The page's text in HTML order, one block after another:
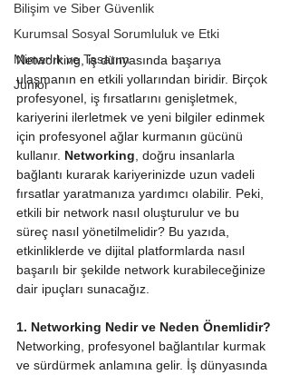
Bilişim ve Siber Güvenlik
Kurumsal Sosyal Sorumluluk ve Etki
Mimarlık ve Tasarım
Junior
Networking, iş dünyasında başarıya
ulaşmanın en etkili yollarından biridir. Birçok
profesyonel, iş fırsatlarını genişletmek,
kariyerini ilerletmek ve yeni bilgiler edinmek
için profesyonel ağlar kurmanın gücünü
kullanır. Networking , doğru insanlarla
bağlantı kurarak kariyerinizde uzun vadeli
fırsatlar yaratmanıza yardımcı olabilir. Peki,
etkili bir network nasıl oluşturulur ve bu
süreç nasıl yönetilmelidir? Bu yazıda,
etkinliklerde ve dijital platformlarda nasıl
başarılı bir şekilde network kurabileceğinize
dair ipuçları sunacağız.
1. Networking Nedir ve Neden Önemlidir?
Networking, profesyonel bağlantılar kurmak
ve sürdürmek anlamına gelir. İş dünyasında